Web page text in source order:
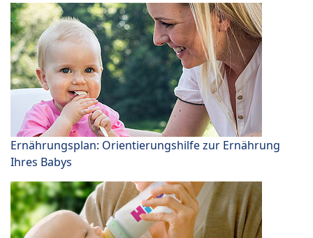
Ernährungsplan: Orientierungshilfe zur Ernährung
Ihres Babys